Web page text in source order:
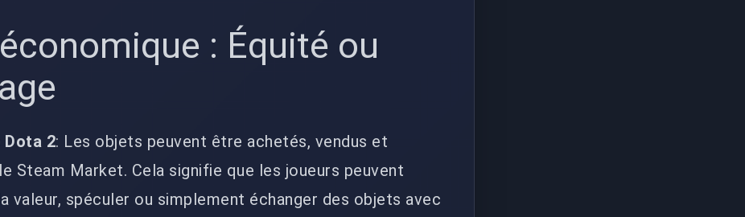
: Équité ou
Dota 2: Les objets peuvent être achetés, vendus et
Steam Market. Cela signifie que les joueurs peuvent
valeur, spéculer ou simplement échanger des objets avec